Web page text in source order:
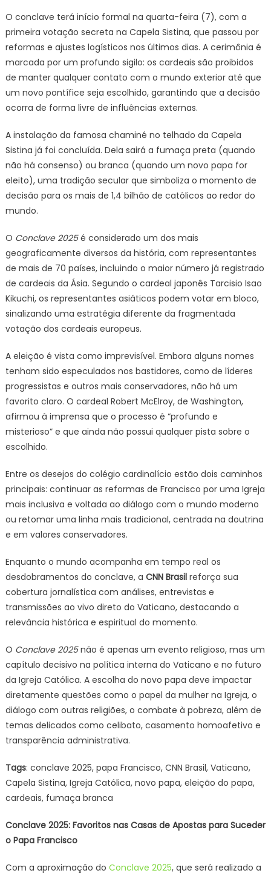
O conclave terá início formal na quarta-feira (7), com a
primeira votação secreta na Capela Sistina, que passou por
reformas e ajustes logísticos nos últimos dias. A cerimônia é
marcada por um profundo sigilo: os cardeais são proibidos
de manter qualquer contato com o mundo exterior até que
um novo pontífice seja escolhido, garantindo que a decisão
ocorra de forma livre de influências externas.
A instalação da famosa chaminé no telhado da Capela
Sistina já foi concluída. Dela sairá a fumaça preta (quando
não há consenso) ou branca (quando um novo papa for
eleito), uma tradição secular que simboliza o momento de
decisão para os mais de 1,4 bilhão de católicos ao redor do
mundo.
O Conclave 2025é considerado um dos mais
geograficamente diversos da história, com representantes
de mais de 70 países, incluindo o maior número já registrado
de cardeais da Ásia. Segundo o cardeal japonês Tarcisio Isao
Kikuchi, os representantes asiáticos podem votar em bloco,
sinalizando uma estratégia diferente da fragmentada
votação dos cardeais europeus.
A eleição é vista como imprevisível. Embora alguns nomes
tenham sido especulados nos bastidores, como de líderes
progressistas e outros mais conservadores, não há um
favorito claro. O cardeal Robert McElroy, de Washington,
afirmou à imprensa que o processo é “profundo e
misterioso” e que ainda não possui qualquer pista sobre o
escolhido.
Entre os desejos do colégio cardinalício estão dois caminhos
principais: continuar as reformas de Francisco por uma Igreja
mais inclusiva e voltada ao diálogo com o mundo moderno
ou retomar uma linha mais tradicional, centrada na doutrina
e em valores conservadores.
Enquanto o mundo acompanha em tempo real os
desdobramentos do conclave, a CNN Brasilreforça sua
cobertura jornalística com análises, entrevistas e
transmissões ao vivo direto do Vaticano, destacando a
relevância histórica e espiritual do momento.
O Conclave 2025não é apenas um evento religioso, mas um
capítulo decisivo na política interna do Vaticano e no futuro
da Igreja Católica. A escolha do novo papa deve impactar
diretamente questões como o papel da mulher na Igreja, o
diálogo com outras religiões, o combate à pobreza, além de
temas delicados como celibato, casamento homoafetivo e
transparência administrativa.
Tags: conclave 2025, papa Francisco, CNN Brasil, Vaticano,
Capela Sistina, Igreja Católica, novo papa, eleição do papa,
cardeais, fumaça branca
Conclave 2025: Favoritos nas Casas de Apostas para Suceder
o Papa Francisco
Com a aproximação do Conclave 2025, que será realizado a